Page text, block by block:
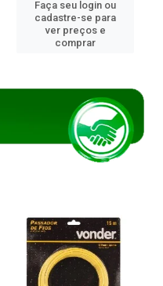
Faça seu login ou
cadastre-se para
ver preços e
comprar